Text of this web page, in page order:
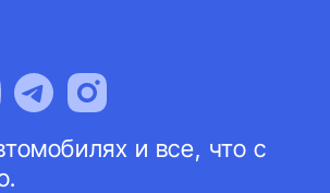
и все, что с